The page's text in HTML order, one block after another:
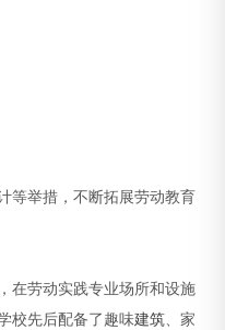
等举措，不断拓展劳动教育
在劳动实践专业场所和设施
校先后配备了趣味建筑、家